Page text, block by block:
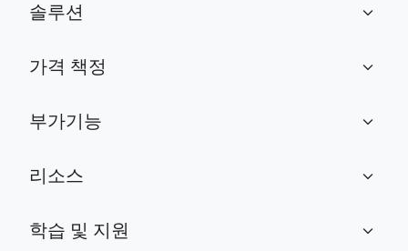
솔루션 expand_more
가격 책정 expand_more
부가기능 expand_more
리소스 expand_more
학습 및 지원 expand_more